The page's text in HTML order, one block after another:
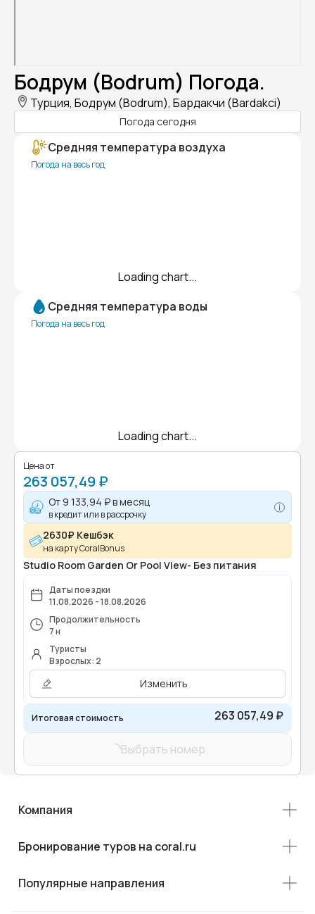
Бодрум (Bodrum) Погода.
Турция, Бодрум (Bodrum), Бардакчи (Bardakci)
Погода сегодня
Средняя температура воздуха
Погода на весь год
Loading chart...
Средняя температура воды
Погода на весь год
Loading chart...
Цена от
263 057,49 ₽
От 9 133,94 ₽в месяц
в кредит или в рассрочку
2630₽ Кешбэк
на карту CoralBonus
Studio Room Garden Or Pool View- Без питания
Даты поездки
11.08.2026 - 18.08.2026
Продолжительность
7 н
Туристы
Взрослых: 2
Изменить
Итоговая стоимость 263 057,49 ₽
Выбрать номер
Компания
Бронирование туров на coral.ru
Популярные направления